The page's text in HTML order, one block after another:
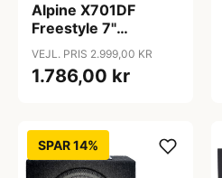
Alpine X701DF
Freestyle 7"
navigation
VEJL. PRIS 2.999,00 KR
1.786,00 kr
SPAR 14%